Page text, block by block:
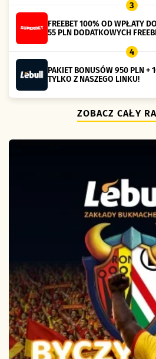
3
FREEBET 100% OD WPŁATY
55 PLN DODATKOWYCH
4
PAKIET BONUSÓW 950 PLN +
TYLKO Z NASZEGO LINKU!
ZOBACZ CAŁY